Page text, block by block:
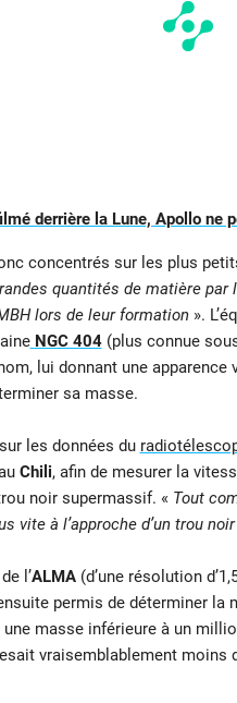
derrière la Lune, Apollo ne
concentrés sur les plus
quantités de matière
lors de leur formation».
NGC 404(plus connue
lui donnant une
sa masse.
les données du
Chili, afin de mesurer la
noir supermassif. « Tout
vite à l’approche d’un trou noir
l’ALMA (d’une résolution
permis de déterminer la
masse inférieure à un
vraisemblablement moins